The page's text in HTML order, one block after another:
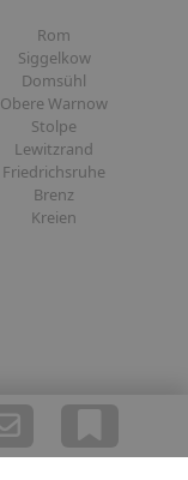
Rom
Siggelkow
Domsühl
Obere Warnow
Stolpe
Lewitzrand
Friedrichsruhe
Brenz
Kreien